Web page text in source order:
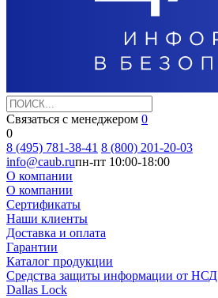
Связаться с менеджером 0
0
8 (495) 781-38-41 8 (800) 201-20-03
info@caub.ruпн-пт 10:00-18:00
О компании
О компании
Сертификаты
Наши клиенты
Доставка и оплата
Гарантии
Каталог продукции
Средства защиты информации от НСД
Dallas Lock